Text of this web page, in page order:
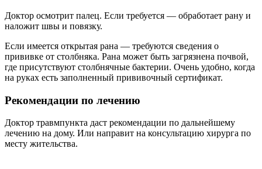
Доктор осмотрит палец. Если требуется — обработает рану и
наложит швы и повязку.
Если имеется открытая рана — требуются сведения о
прививке от столбняка. Рана может быть загрязнена почвой,
где присутствуют столбнячные бактерии. Очень удобно, когда
на руках есть заполненный прививочный сертификат.
Рекомендации по лечению
Доктор травмпункта даст рекомендации по дальнейшему
лечению на дому. Или направит на консультацию хирурга по
месту жительства.